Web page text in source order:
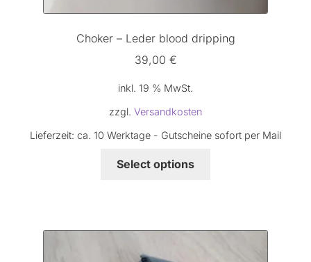
Choker – Leder blood dripping
39,00 €
inkl. 19 % MwSt.
zzgl. Versandkosten
Lieferzeit: ca. 10 Werktage - Gutscheine sofort per Mail
Select options